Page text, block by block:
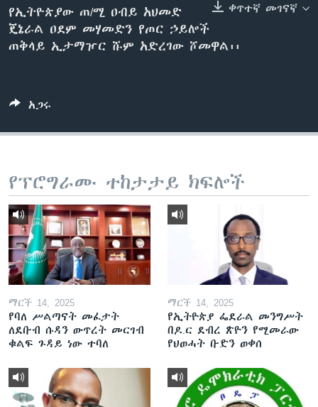
ቋንቋዎች
ቀጥተኛ መገናኛ
የኢትዮጵያው ጠ/ሚ ዐብይ አህመድ
ጄኔራል ዐደም መሃመድን የጦር ኃይሎች
ጠቅላይ ኢታማዦር ሹም አድረገው ሾመዋል፡፡
አጋሩ
የፕሮግራሙ ተከታታይ ክፍሎች
ማርች 14, 2025
የባለ ሥልጣናት መፈታት
ለደቡብ ሱዳን ውጥረት መርገብ
ቁልፍ ጉዳይ ነው ተባለ
ማርች 14, 2025
የኢትዮጵያ ፌደራል መንግሥት
በዶ.ር ደብረ ጽዮን የሚመራው
የህወሓት ቡድን ወቀሰ